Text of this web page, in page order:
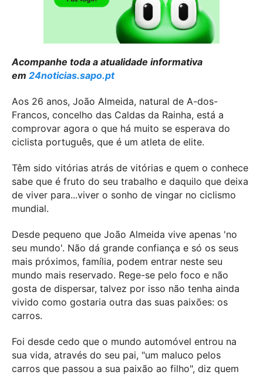
Acompanhe toda a atualidade informativa
em 24noticias.sapo.pt
Aos 26 anos, João Almeida, natural de A-dos-
Francos, concelho das Caldas da Rainha, está a
comprovar agora o que há muito se esperava do
ciclista português, que é um atleta de elite.
Têm sido vitórias atrás de vitórias e quem o conhece
sabe que é fruto do seu trabalho e daquilo que deixa
de viver para...viver o sonho de vingar no ciclismo
mundial.
Desde pequeno que João Almeida vive apenas 'no
seu mundo'. Não dá grande confiança e só os seus
mais próximos, família, podem entrar neste seu
mundo mais reservado. Rege-se pelo foco e não
gosta de dispersar, talvez por isso não tenha ainda
vivido como gostaria outra das suas paixões: os
carros.
Foi desde cedo que o mundo automóvel entrou na
sua vida, através do seu pai, "um maluco pelos
carros que passou a sua paixão ao filho", diz quem